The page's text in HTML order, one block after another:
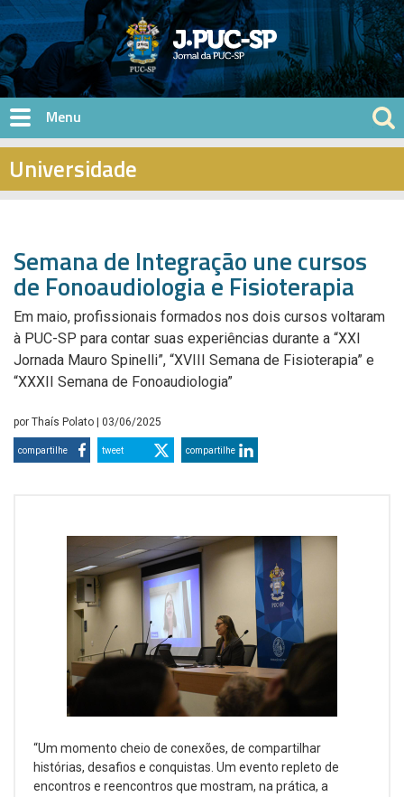
Pular para o conteúdo principal
Universidade
Semana de Integração une cursos
de Fonoaudiologia e Fisioterapia
Em maio, profissionais formados nos dois cursos voltaram
à PUC-SP para contar suas experiências durante a “XXI
Jornada Mauro Spinelli”, “XVIII Semana de Fisioterapia” e
“XXXII Semana de Fonoaudiologia”
por Thaís Polato | 03/06/2025
compartilhe tweet compartilhe
“Um momento cheio de conexões, de compartilhar
histórias, desafios e conquistas. Um evento repleto de
encontros e reencontros que mostram, na prática, a